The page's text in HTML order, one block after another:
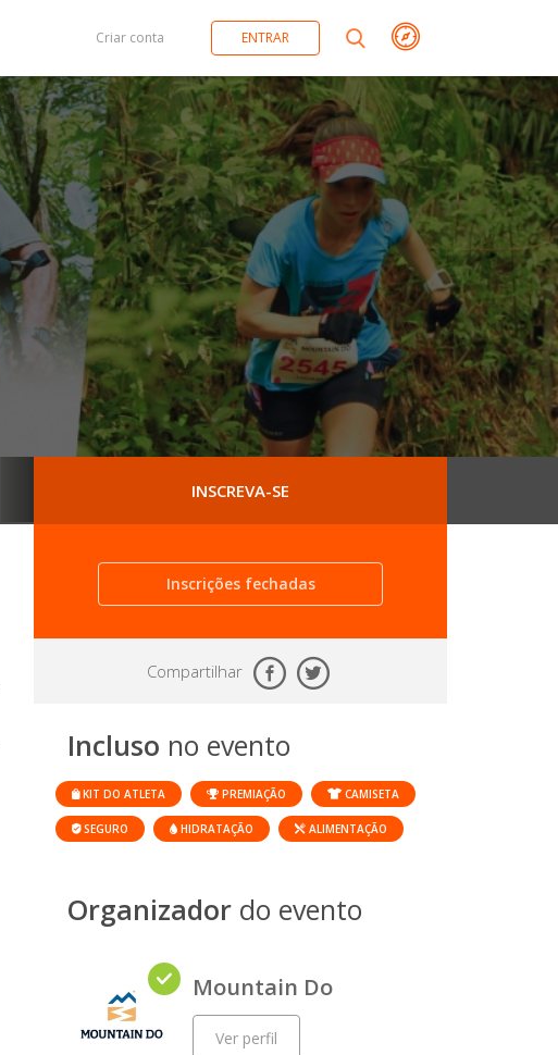
Criar conta ENTRAR
INSCREVA-SE
Inscrições fechadas
Compartilhar
Incluso no evento
KIT DO ATLETA PREMIAÇÃO CAMISETA
SEGURO HIDRATAÇÃO ALIMENTAÇÃO
Organizador do evento
Mountain Do
Ver perfil